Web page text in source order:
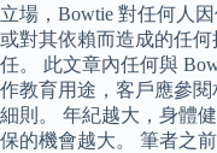
立場，Bowtie 對任何人
或對其依賴而造成的任
任。 此文章內任何與
作教育用途，客戶應參
細則。 年紀越大，身體
保的機會越大。 筆者之